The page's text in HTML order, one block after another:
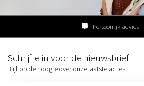
Persoonlijk advies
Schrijf je in voor de nieuwsbrief
Blijf op de hoogte over onze laatste acties